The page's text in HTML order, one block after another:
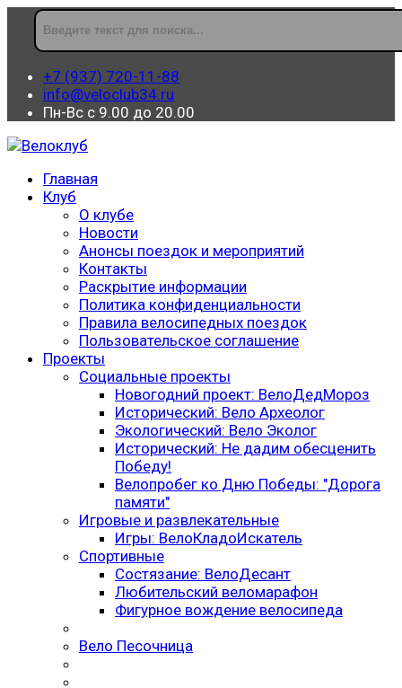
+7 (937) 720-11-88
info@veloclub34.ru
Пн-Вс с 9.00 до 20.00
Главная
Клуб
О клубе
Новости
Анонсы поездок и мероприятий
Контакты
Раскрытие информации
Политика конфиденциальности
Правила велосипедных поездок
Пользовательское соглашение
Проекты
Социальные проекты
Новогодний проект: ВелоДедМороз
Исторический: Вело Археолог
Экологический: Вело Эколог
Исторический: Не дадим обесценить
Победу!
Велопробег ко Дню Победы: "Дорога
памяти"
Игровые и развлекательные
Игры: ВелоКладоИскатель
Спортивные
Состязание: ВелоДесант
Любительский веломарафон
Фигурное вождение велосипеда
Вело Песочница